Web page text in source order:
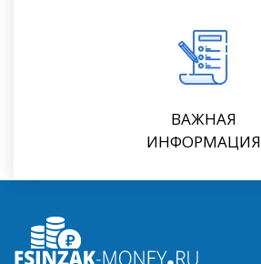
ВАЖНАЯ
ИНФОРМАЦИЯ